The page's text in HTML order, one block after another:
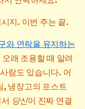
지. 이번 주는 끝.
와 연락을 유지하는
래 조용할 때 알려
람도 있습니다. 어
, 냉장고의 포스트
당신이 진짜 연결